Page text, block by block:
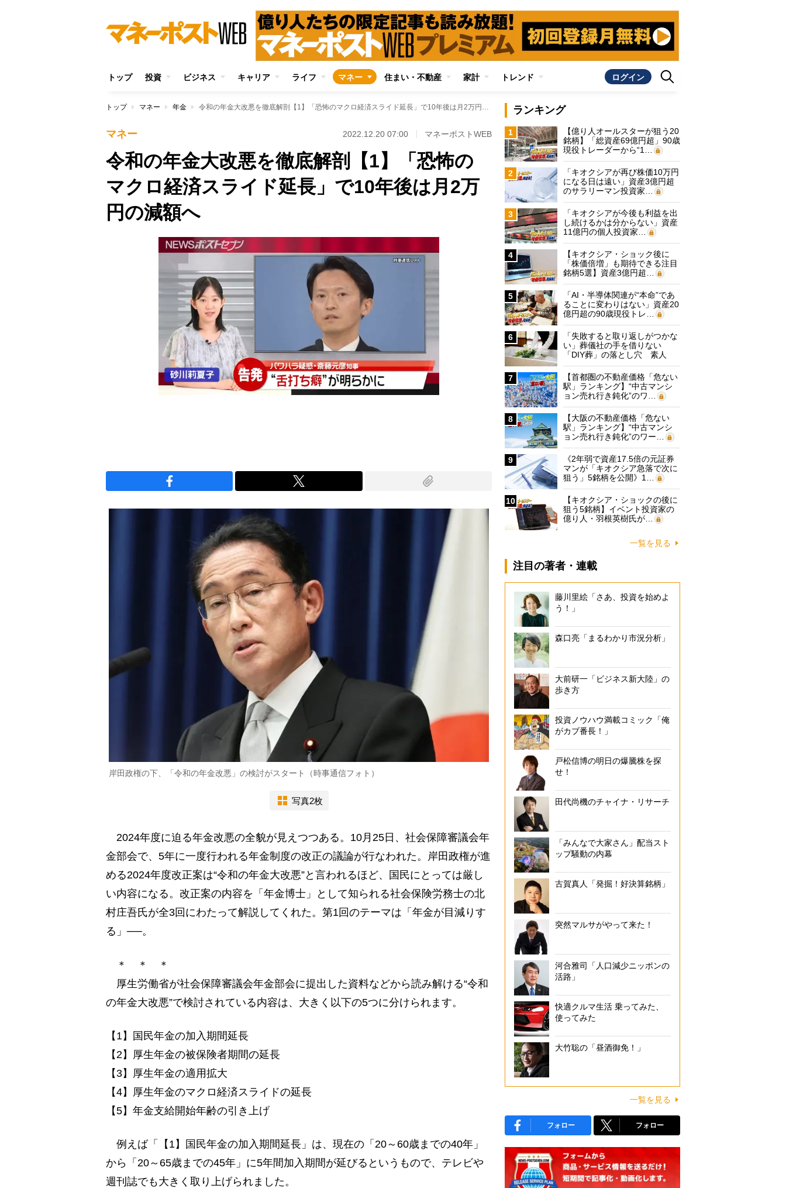
トップ 投資 ビジネス キャリア ライフ マネー 住まい・不動産 家計 トレンド ログイン
トップ マネー 年金 令和の年金大改悪を徹底解剖【1】「恐怖のマクロ経済スライド延長」で10年後は月2万円の減額へ
マネー 2022.12.20 07:00 マネーポストWEB
令和の年金大改悪を徹底解剖【1】「恐怖の
マクロ経済スライド延長」で10年後は月2万
円の減額へ
岸田政権の下、「令和の年金改悪」の検討がスタート（時事通信フォト）
写真2枚
2024年度に迫る年金改悪の全貌が見えつつある。10月25日、社会保障審議会年
金部会で、5年に一度行われる年金制度の改正の議論が行なわれた。岸田政権が進
める2024年度改正案は“令和の年金大改悪”と言われるほど、国民にとっては厳し
い内容になる。改正案の内容を「年金博士」として知られる社会保険労務士の北
村庄吾氏が全3回にわたって解説してくれた。第1回のテーマは「年金が目減りす
る」──。
＊ ＊ ＊
厚生労働省が社会保障審議会年金部会に提出した資料などから読み解ける“令和
の年金大改悪”で検討されている内容は、大きく以下の5つに分けられます。
【1】国民年金の加入期間延長
【2】厚生年金の被保険者期間の延長
【3】厚生年金の適用拡大
【4】厚生年金のマクロ経済スライドの延長
【5】年金支給開始年齢の引き上げ
例えば「【1】国民年金の加入期間延長」は、現在の「20～60歳までの40年」
から「20～65歳までの45年」に5年間加入期間が延びるというもので、テレビや
週刊誌でも大きく取り上げられました。
ランキング
1
【億り人オールスターが狙う20
銘柄】「総資産69億円超」90歳
現役トレーダーから“1…
2
「キオクシアが再び株価10万円
になる日は遠い」資産3億円超
のサラリーマン投資家…
3
「キオクシアが今後も利益を出
し続けるかは分からない」資産
11億円の個人投資家…
4
【キオクシア・ショック後に
「株価倍増」も期待できる注目
銘柄5選】資産3億円超…
5
「AI・半導体関連が“本命”であ
ることに変わりはない」資産20
億円超の90歳現役トレ…
6
「失敗すると取り返しがつかな
い」葬儀社の手を借りない
「DIY葬」の落とし穴 素人
に…
7
【首都圏の不動産価格「危ない
駅」ランキング】“中古マンシ
ョン売れ行き鈍化”のワ…
8
【大阪の不動産価格「危ない
駅」ランキング】“中古マンシ
ョン売れ行き鈍化”のワー…
9
《2年弱で資産17.5倍の元証券
マンが「キオクシア急落で次に
狙う」5銘柄を公開》1…
10
【キオクシア・ショックの後に
狙う5銘柄】イベント投資家の
億り人・羽根英樹氏が…
一覧を見る
注目の著者・連載
藤川里絵「さあ、投資を始めよ
う！」
森口亮「まるわかり市況分析」
大前研一「ビジネス新大陸」の
歩き方
投資ノウハウ満載コミック「俺
がカブ番長！」
戸松信博の明日の爆騰株を探
せ！
田代尚機のチャイナ・リサーチ
「みんなで大家さん」配当スト
ップ騒動の内幕
古賀真人「発掘！好決算銘柄」
突然マルサがやって来た！
河合雅司「人口減少ニッポンの
活路」
快適クルマ生活 乗ってみた、
使ってみた
大竹聡の「昼酒御免！」
一覧を見る
フォロー フォロー